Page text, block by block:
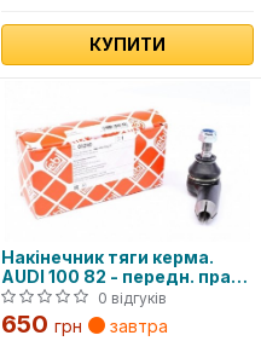
КУПИТИ
Накінечник тяги керма.
AUDI 100 82 - передн. прав.
(Вир-во Febi)0 відгуків
650 грн завтра